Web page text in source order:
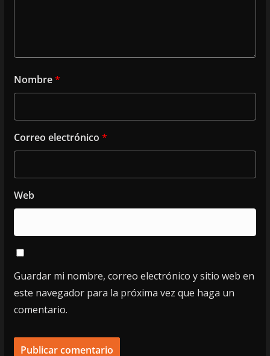
Nombre*
Correo electrónico *
Web
Guardar mi nombre, correo electrónico y sitio web en
este navegador para la próxima vez que haga un
comentario.